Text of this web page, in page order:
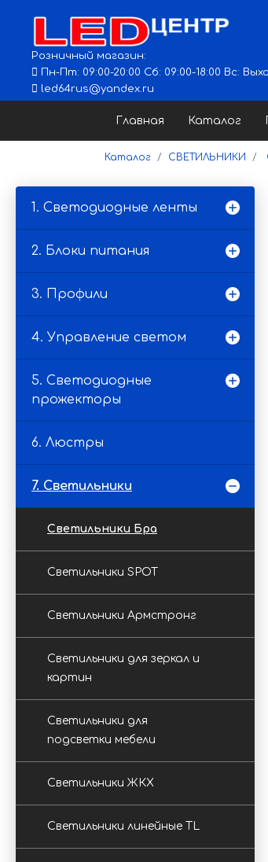
Розничный магазин:
Пн-Пт: 09:00-20:00 Сб: 09:00-18:00 Вс:
led64rus@yandex.ru
Главная Каталог
Каталог СВЕТИЛЬНИКИ
1. Светодиодные ленты
2. Блоки питания
3. Профили
4. Управление светом
5. Светодиодные
прожекторы
6. Люстры
7. Светильники
Светильники Бра
Светильники SPOT
Светильники Армстронг
Светильники для зеркал и
картин
Светильники для
подсветки мебели
Светильники ЖКХ
Светильники линейные TL